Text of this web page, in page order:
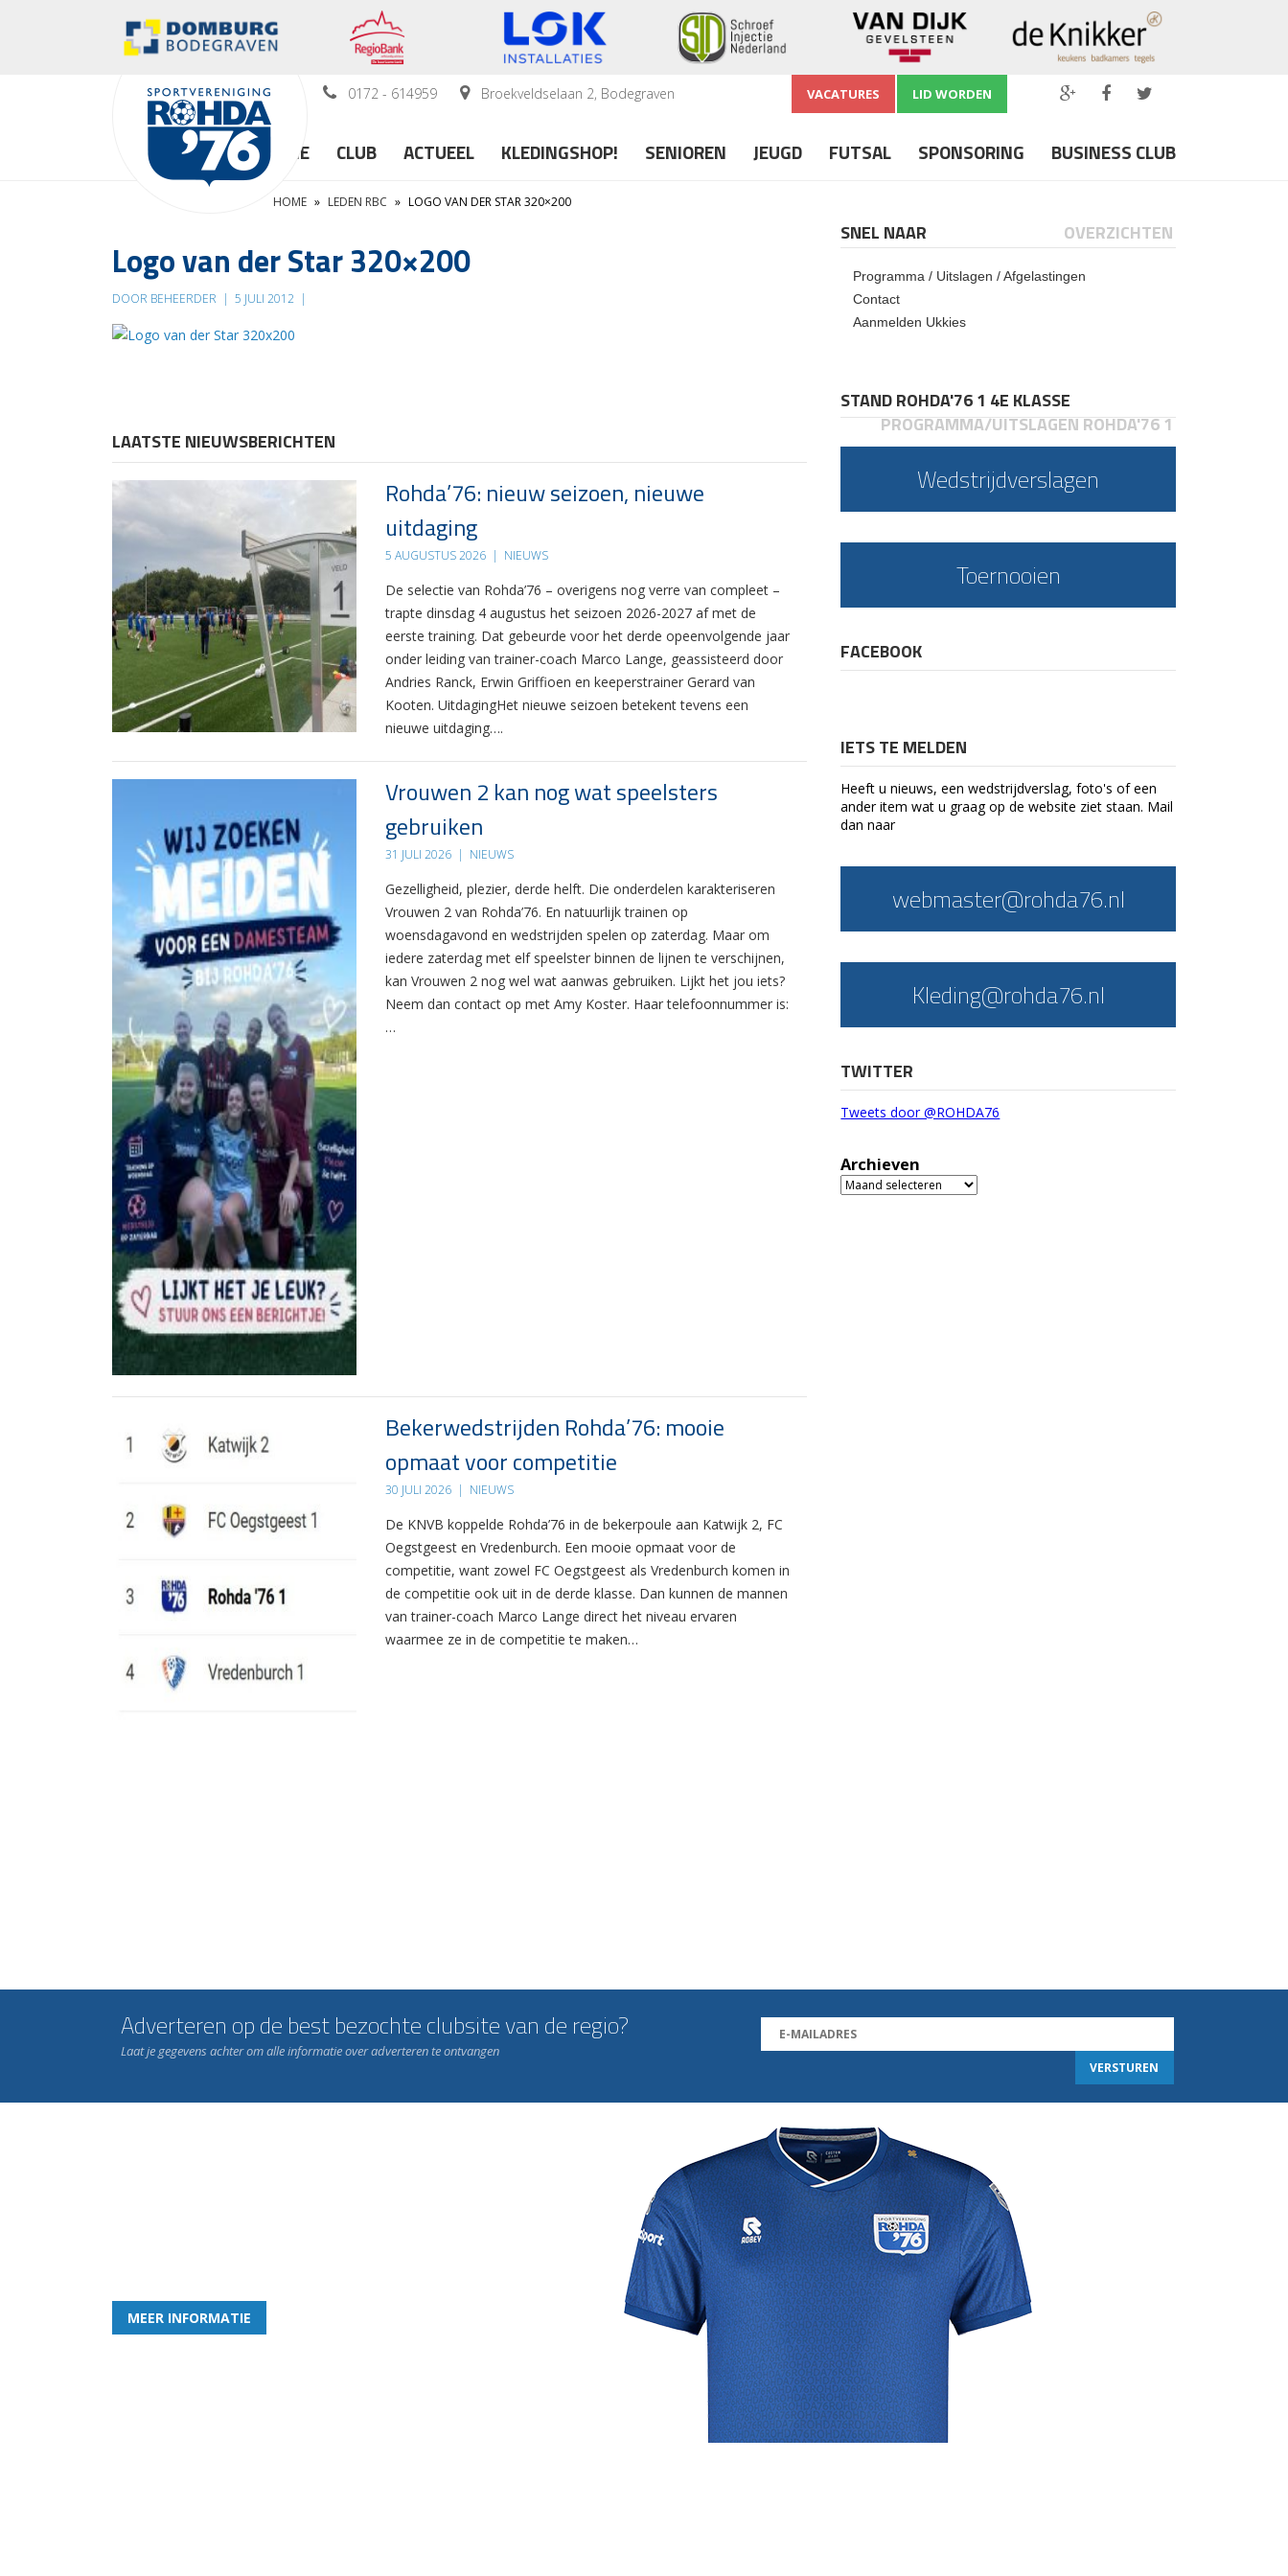
0172 - 614959 Broekveldselaan 2, Bodegraven VACATURES LID WORDEN
HOME CLUB ACTUEEL KLEDINGSHOP! SENIOREN JEUGD FUTSAL SPONSORING BUSINESS CLUB
HOME » LEDEN RBC » LOGO VAN DER STAR 320×200
Logo van der Star 320×200
DOOR BEHEERDER | 5 JULI 2012 |
LAATSTE NIEUWSBERICHTEN
Rohda’76: nieuw seizoen, nieuwe
uitdaging
5 AUGUSTUS 2026 | NIEUWS
De selectie van Rohda’76 – overigens nog verre van compleet –
trapte dinsdag 4 augustus het seizoen 2026-2027 af met de
eerste training. Dat gebeurde voor het derde opeenvolgende jaar
onder leiding van trainer-coach Marco Lange, geassisteerd door
Andries Ranck, Erwin Griffioen en keeperstrainer Gerard van
Kooten. UitdagingHet nieuwe seizoen betekent tevens een
nieuwe uitdaging….
Vrouwen 2 kan nog wat speelsters
gebruiken
31 JULI 2026 | NIEUWS
Gezelligheid, plezier, derde helft. Die onderdelen karakteriseren
Vrouwen 2 van Rohda’76. En natuurlijk trainen op
woensdagavond en wedstrijden spelen op zaterdag. Maar om
iedere zaterdag met elf speelster binnen de lijnen te verschijnen,
kan Vrouwen 2 nog wel wat aanwas gebruiken. Lijkt het jou iets?
Neem dan contact op met Amy Koster. Haar telefoonnummer is:
…
Bekerwedstrijden Rohda’76: mooie
opmaat voor competitie
30 JULI 2026 | NIEUWS
De KNVB koppelde Rohda’76 in de bekerpoule aan Katwijk 2, FC
Oegstgeest en Vredenburch. Een mooie opmaat voor de
competitie, want zowel FC Oegstgeest als Vredenburch komen in
de competitie ook uit in de derde klasse. Dan kunnen de mannen
van trainer-coach Marco Lange direct het niveau ervaren
waarmee ze in de competitie te maken…
SNEL NAAR OVERZICHTEN
Programma / Uitslagen / Afgelastingen
Contact
Aanmelden Ukkies
STAND ROHDA'76 1 4E KLASSE
PROGRAMMA/UITSLAGEN ROHDA'76 1
Wedstrijdverslagen
Toernooien
FACEBOOK
IETS TE MELDEN
Heeft u nieuws, een wedstrijdverslag, foto's of een
ander item wat u graag op de website ziet staan. Mail
dan naar
webmaster@rohda76.nl
Kleding@rohda76.nl
TWITTER
Tweets door @ROHDA76
Archieven
Archieven
Adverteren op de best bezochte clubsite van de regio?
Laat je gegevens achter om alle informatie over adverteren te ontvangen
MEER INFORMATIE